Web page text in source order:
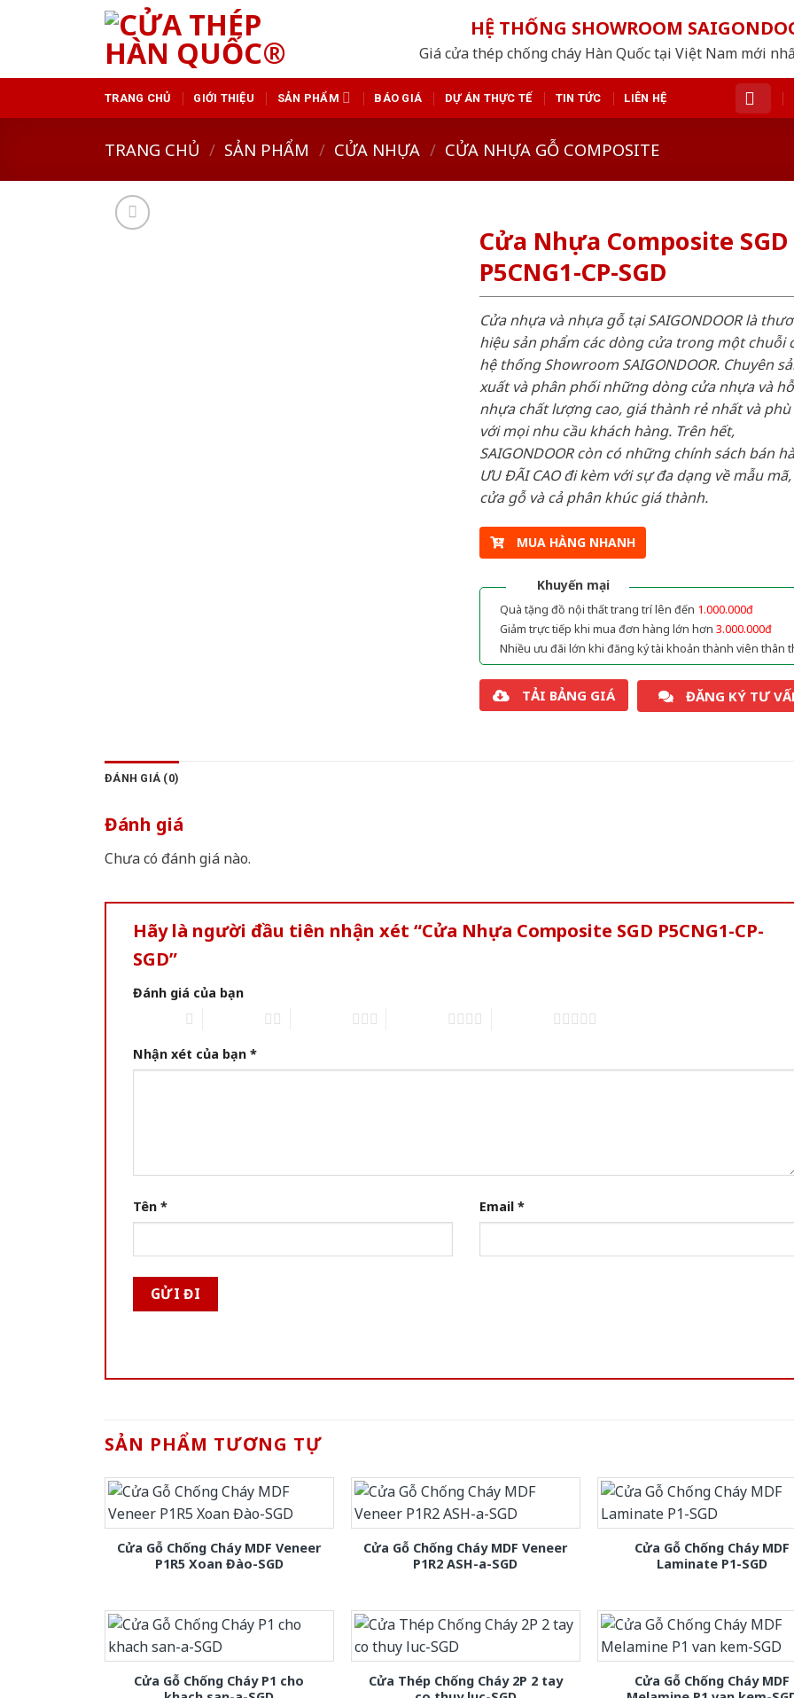
HỆ THỐNG SHOWROOM
Giá cửa thép chống cháy Hàn Quốc tại Việt Nam mới
TRANG CHỦ GIỚI THIỆU SẢN PHẨM BÁO GIÁ DỰ ÁN THỰC TẾ TIN TỨC LIÊN HỆ
TRANG CHỦ / SẢN PHẨM / CỬA NHỰA / CỬA NHỰA GỖ COMPOSITE
Cửa Nhựa Composite SGD
P5CNG1-CP-SGD
Cửa nhựa và nhựa gỗ tại SAIGONDOOR là
hiệu sản phẩm các dòng cửa trong một chuỗi
hệ thống Showroom SAIGONDOOR. Chuyên
xuất và phân phối những dòng cửa nhựa và
nhựa chất lượng cao, giá thành rẻ nhất và
với mọi nhu cầu khách hàng. Trên hết,
SAIGONDOOR còn có những chính sách bán
ƯU ĐÃI CAO đi kèm với sự đa dạng về mẫu
cửa gỗ và cả phân khúc giá thành.
MUA HÀNG NHANH
Khuyến mại
Quà tặng đồ nội thất trang trí lên đến 1.000.000đ
Giảm trực tiếp khi mua đơn hàng lớn hơn 3.000.000đ
Nhiều ưu đãi lớn khi đăng ký tài khoản thành viên thân
TẢI BẢNG GIÁ ĐĂNG KÝ TƯ
ĐÁNH GIÁ (0)
Đánh giá
Chưa có đánh giá nào.
Hãy là người đầu tiên nhận xét “Cửa Nhựa Composite SGD P5CNG1-CP-
SGD”
Đánh giá của bạn
Nhận xét của bạn *
Tên * Email *
SẢN PHẨM TƯƠNG TỰ
Cửa Gỗ Chống Cháy MDF Veneer
P1R5 Xoan Đào-SGD
Cửa Gỗ Chống Cháy MDF Veneer
P1R2 ASH-a-SGD
Cửa Gỗ Chống Cháy MDF
Laminate P1-SGD
Cửa Gỗ Chống Cháy P1 cho
Cửa Thép Chống Cháy 2P 2 tay
Cửa Gỗ Chống Cháy MDF